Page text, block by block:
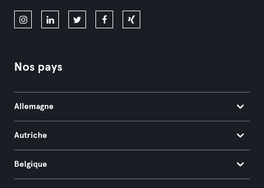
Nos pays
Allemagne
Autriche
Belgique